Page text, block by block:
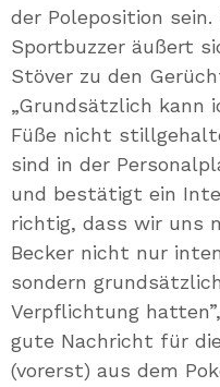
der Poleposition sein.
Sportbuzzer äußert
Stöver zu den
„Grundsätzlich kann
Füße nicht
sind in der
und bestätigt ein
richtig, dass wir uns
Becker nicht nur
sondern
Verpflichtung
gute Nachricht für
(vorerst) aus dem